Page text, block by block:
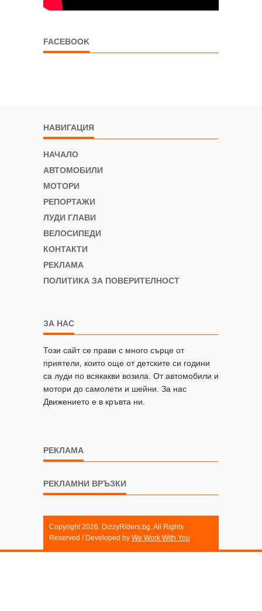
FACEBOOK
НАВИГАЦИЯ
НАЧАЛО
АВТОМОБИЛИ
МОТОРИ
РЕПОРТАЖИ
ЛУДИ ГЛАВИ
ВЕЛОСИПЕДИ
КОНТАКТИ
РЕКЛАМА
ПОЛИТИКА ЗА ПОВЕРИТЕЛНОСТ
ЗА НАС
Този сайт се прави с много сърце от
приятели, които още от детските си години
са луди по всякакви возила. От автомобили и
мотори до самолети и шейни. За нас
Движението е в кръвта ни.
РЕКЛАМА
РЕКЛАМНИ ВРЪЗКИ
Copyright 2026. DizzyRiders.bg. All Rights
Reserved / Developed by We Work With You